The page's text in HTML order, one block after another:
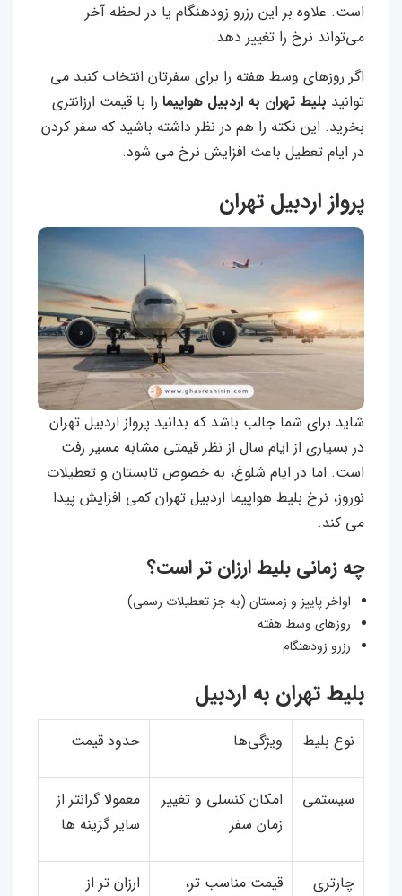
است. علاوه بر این رزرو زودهنگام یا در لحظه آخر
می‌تواند نرخ را تغییر دهد.
اگر روزهای وسط هفته را برای سفرتان انتخاب کنید می
توانید بلیط تهران به اردبیل هواپیما را با قیمت ارزانتری
بخرید. این نکته را هم در نظر داشته باشید که سفر کردن
در ایام تعطیل باعث افزایش نرخ می‌ شود.
پرواز اردبیل تهران
شاید برای شما جالب باشد که بدانید پرواز اردبیل تهران
در بسیاری از ایام سال از نظر قیمتی مشابه مسیر رفت
است. اما در ایام شلوغ، به‌ خصوص تابستان و تعطیلات
نوروز، نرخ بلیط هواپیما اردبیل تهران کمی افزایش پیدا
می‌ کند.
چه زمانی بلیط ارزان‌ تر است؟
اواخر پاییز و زمستان (به جز تعطیلات رسمی)
روزهای وسط هفته
رزرو زودهنگام
بلیط تهران به اردبیل
نوع بلیط ویژگی‌ها حدود قیمت
سیستمی
امکان کنسلی و تغییر
زمان سفر
معمولا گرانتر از
سایر گزینه‌ ها
چارتری
قیمت مناسب‌ تر،
ارزان‌ تر از